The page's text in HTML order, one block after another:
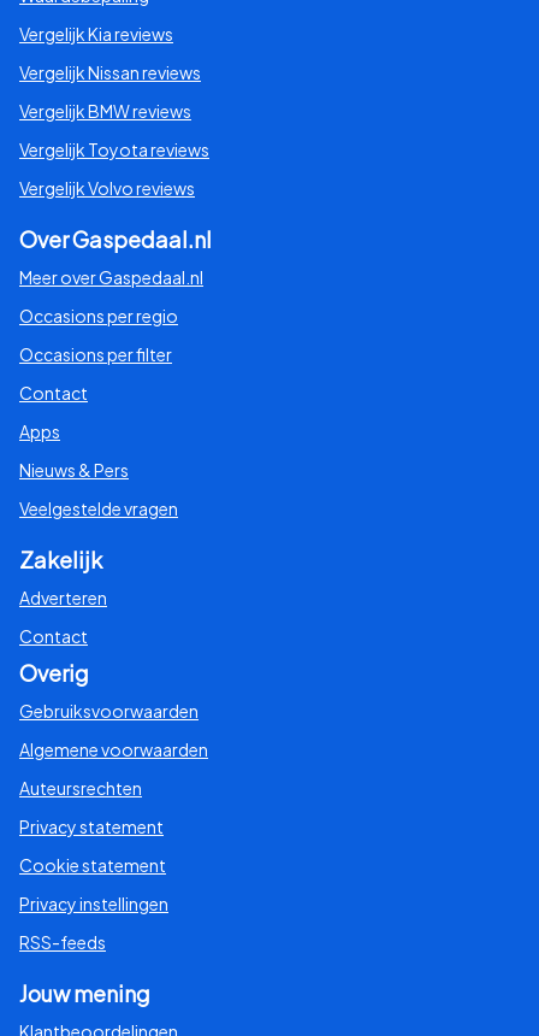
Vergelijk Kia reviews
Vergelijk Nissan reviews
Vergelijk BMW reviews
Vergelijk Toyota reviews
Vergelijk Volvo reviews
Over Gaspedaal.nl
Meer over Gaspedaal.nl
Occasions per regio
Occasions per filter
Contact
Apps
Nieuws & Pers
Veelgestelde vragen
Zakelijk
Adverteren
Contact
Overig
Gebruiksvoorwaarden
Algemene voorwaarden
Auteursrechten
Privacy statement
Cookie statement
Privacy instellingen
RSS-feeds
Jouw mening
Klantbeoordelingen